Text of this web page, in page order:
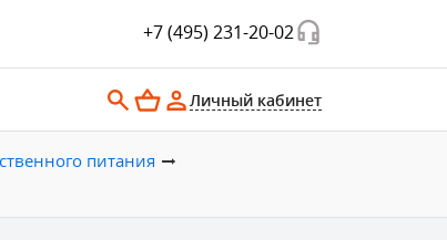
+7 (495) 231-20-02
Личный кабинет
питания